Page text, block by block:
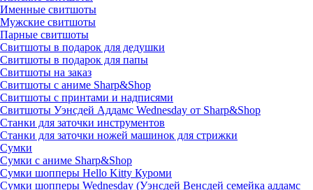
Именные свитшоты
Мужские свитшоты
Парные свитшоты
Свитшоты в подарок для дедушки
Свитшоты в подарок для папы
Свитшоты на заказ
Свитшоты с аниме Sharp&Shop
Свитшоты с принтами и надписями
Свитшоты Уэнсдей Аддамс Wednesday от Sharp&Shop
Станки для заточки инструментов
Станки для заточки ножей машинок для стрижки
Сумки
Сумки с аниме Sharp&Shop
Сумки шопперы Hello Kitty Куроми
Сумки шопперы Wednesday (Уэнсдей Венсдей семейка аддамс